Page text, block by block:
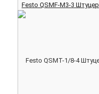
Festo QSMF-M3-3 Штуцер